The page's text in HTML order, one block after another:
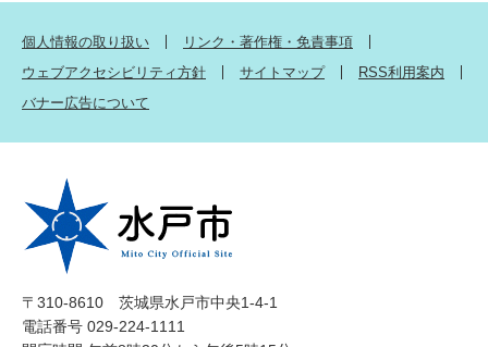
個人情報の取り扱い
リンク・著作権・免責事項
ウェブアクセシビリティ方針
サイトマップ
RSS利用案内
バナー広告について
〒310-8610 茨城県水戸市中央1-4-1
電話番号 029-224-1111